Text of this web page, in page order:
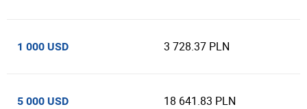
1 000 USD 3 728.37 PLN
5 000 USD 18 641.83 PLN